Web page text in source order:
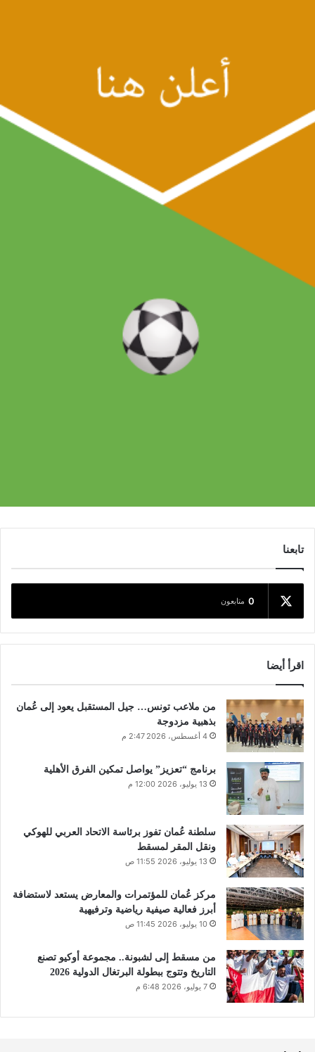
تابعنا
0 متابعون
اقرأ أيضا
من ملاعب تونس… جيل المستقبل يعود إلى عُمان
بذهبية مزدوجة
4 أغسطس، 2026 2:47 م
برنامج “تعزيز” يواصل تمكين الفرق الأهلية
13 يوليو، 2026 12:00 م
سلطنة عُمان تفوز برئاسة الاتحاد العربي للهوكي
ونقل المقر لمسقط
13 يوليو، 2026 11:55 ص
مركز عُمان للمؤتمرات والمعارض يستعد لاستضافة
أبرز فعالية صيفية رياضية وترفيهية
10 يوليو، 2026 11:45 ص
من مسقط إلى لشبونة.. مجموعة أوكيو تصنع
التاريخ وتتوج ببطولة البرتغال الدولية 2026
7 يوليو، 2026 6:48 م